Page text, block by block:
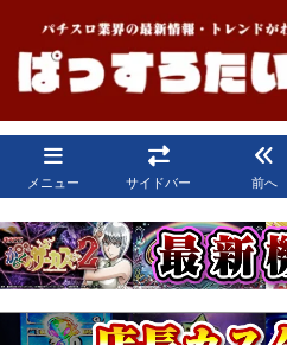
メニュー サイドバー 前へ